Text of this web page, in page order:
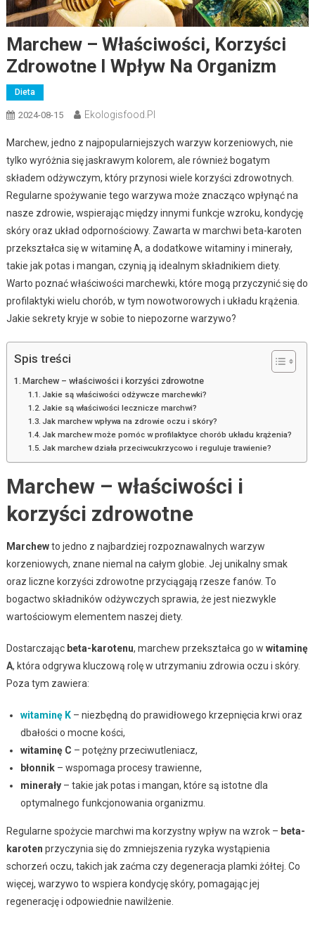
Marchew – Właściwości, Korzyści
Zdrowotne I Wpływ Na Organizm
Dieta
2024-08-15 Ekologisfood.pl
Marchew, jedno z najpopularniejszych warzyw korzeniowych, nie
tylko wyróżnia się jaskrawym kolorem, ale również bogatym
składem odżywczym, który przynosi wiele korzyści zdrowotnych.
Regularne spożywanie tego warzywa może znacząco wpłynąć na
nasze zdrowie, wspierając między innymi funkcje wzroku, kondycję
skóry oraz układ odpornościowy. Zawarta w marchwi beta-karoten
przekształca się w witaminę A, a dodatkowe witaminy i minerały,
takie jak potas i mangan, czynią ją idealnym składnikiem diety.
Warto poznać właściwości marchewki, które mogą przyczynić się do
profilaktyki wielu chorób, w tym nowotworowych i układu krążenia.
Jakie sekrety kryje w sobie to niepozorne warzywo?
Spis treści
Marchew – właściwości i korzyści zdrowotne
Jakie są właściwości odżywcze marchewki?
Jakie są właściwości lecznicze marchwi?
Jak marchew wpływa na zdrowie oczu i skóry?
Jak marchew może pomóc w profilaktyce chorób układu krążenia?
Jak marchew działa przeciwcukrzycowo i reguluje trawienie?
Marchew – właściwości i
korzyści zdrowotne
Marchewto jedno z najbardziej rozpoznawalnych warzyw
korzeniowych, znane niemal na całym globie. Jej unikalny smak
oraz liczne korzyści zdrowotne przyciągają rzesze fanów. To
bogactwo składników odżywczych sprawia, że jest niezwykle
wartościowym elementem naszej diety.
Dostarczając beta-karotenu, marchew przekształca go w witaminę
A, która odgrywa kluczową rolę w utrzymaniu zdrowia oczu i skóry.
Poza tym zawiera:
witaminę K– niezbędną do prawidłowego krzepnięcia krwi oraz
dbałości o mocne kości,
witaminę C – potężny przeciwutleniacz,
błonnik– wspomaga procesy trawienne,
minerały– takie jak potas i mangan, które są istotne dla
optymalnego funkcjonowania organizmu.
Regularne spożycie marchwi ma korzystny wpływ na wzrok – beta-
karoten przyczynia się do zmniejszenia ryzyka wystąpienia
schorzeń oczu, takich jak zaćma czy degeneracja plamki żółtej. Co
więcej, warzywo to wspiera kondycję skóry, pomagając jej
regenerację i odpowiednie nawilżenie.